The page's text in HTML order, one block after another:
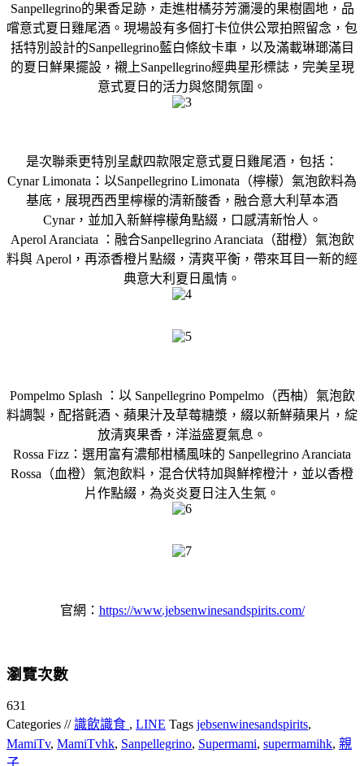
Sanpellegrino的果香足跡，走進柑橘芬芳瀰漫的果樹園地，品
嚐意式夏日雞尾酒。現場設有多個打卡位供公眾拍照留念，包
括特別設計的Sanpellegrino藍白條紋卡車，以及滿載琳瑯滿目
的夏日鮮果擺設，襯上Sanpellegrino經典星形標誌，完美呈現
意式夏日的活力與悠閒氛圍。
是次聯乘更特別呈獻四款限定意式夏日雞尾酒，包括：
Cynar Limonata：以Sanpellegrino Limonata（檸檬）氣泡飲料為
基底，展現西西里檸檬的清新酸香，融合意大利草本酒
Cynar，並加入新鮮檸檬角點綴，口感清新怡人。
Aperol Aranciata ：融合Sanpellegrino Aranciata（甜橙）氣泡飲
料與 Aperol，再添香橙片點綴，清爽平衡，帶來耳目一新的經
典意大利夏日風情。
Pompelmo Splash ：以 Sanpellegrino Pompelmo（西柚）氣泡飲
料調製，配搭氈酒、蘋果汁及草莓糖漿，綴以新鮮蘋果片，綻
放清爽果香，洋溢盛夏氣息。
Rossa Fizz：選用富有濃郁柑橘風味的 Sanpellegrino Aranciata
Rossa（血橙）氣泡飲料，混合伏特加與鮮榨橙汁，並以香橙
片作點綴，為炎炎夏日注入生氣。
官網： https://www.jebsenwinesandspirits.com/
瀏覽次數
631
Categories //識飲識食 , LINE Tags jebsenwinesandspirits,
MamiTv, MamiTvhk, Sanpellegrino, Supermami, supermamihk, 親